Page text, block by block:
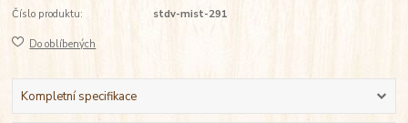
Číslo produktu: stdv-mist-291
Do oblíbených
Kompletní specifikace